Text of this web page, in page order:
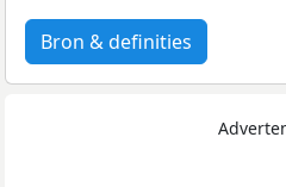
Bron & definities